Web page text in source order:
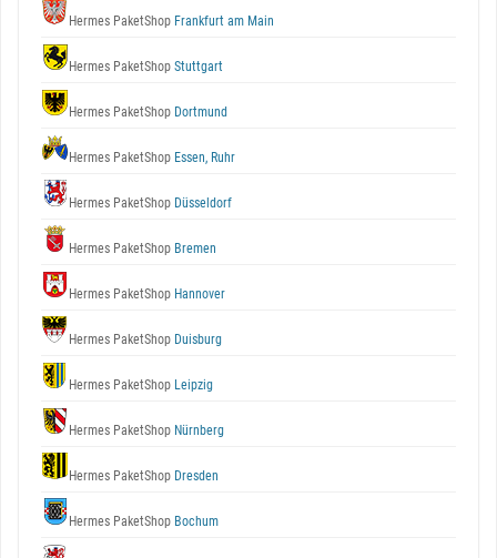
Hermes PaketShop Frankfurt am Main
Hermes PaketShop Stuttgart
Hermes PaketShop Dortmund
Hermes PaketShop Essen, Ruhr
Hermes PaketShop Düsseldorf
Hermes PaketShop Bremen
Hermes PaketShop Hannover
Hermes PaketShop Duisburg
Hermes PaketShop Leipzig
Hermes PaketShop Nürnberg
Hermes PaketShop Dresden
Hermes PaketShop Bochum